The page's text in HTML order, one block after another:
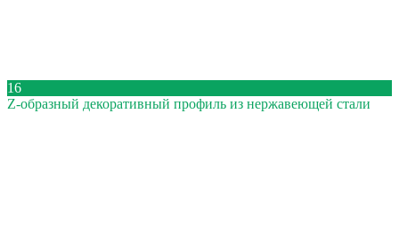
16
Z-образный декоративный профиль из нержавеющей стали